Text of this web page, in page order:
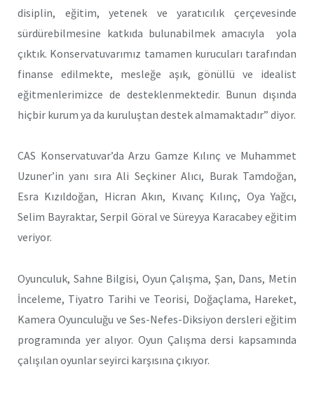
disiplin, eğitim, yetenek ve yaratıcılık çerçevesinde
sürdürebilmesine katkıda bulunabilmek amacıyla yola
çıktık. Konservatuvarımız tamamen kurucuları tarafından
finanse edilmekte, mesleğe aşık, gönüllü ve idealist
eğitmenlerimizce de desteklenmektedir. Bunun dışında
hiçbir kurum ya da kuruluştan destek almamaktadır” diyor.
CAS Konservatuvar’da Arzu Gamze Kılınç ve Muhammet
Uzuner’in yanı sıra Ali Seçkiner Alıcı, Burak Tamdoğan,
Esra Kızıldoğan, Hicran Akın, Kıvanç Kılınç, Oya Yağcı,
Selim Bayraktar, Serpil Göral ve Süreyya Karacabey eğitim
veriyor.
Oyunculuk, Sahne Bilgisi, Oyun Çalışma, Şan, Dans, Metin
İnceleme, Tiyatro Tarihi ve Teorisi, Doğaçlama, Hareket,
Kamera Oyunculuğu ve Ses-Nefes-Diksiyon dersleri eğitim
programında yer alıyor. Oyun Çalışma dersi kapsamında
çalışılan oyunlar seyirci karşısına çıkıyor.